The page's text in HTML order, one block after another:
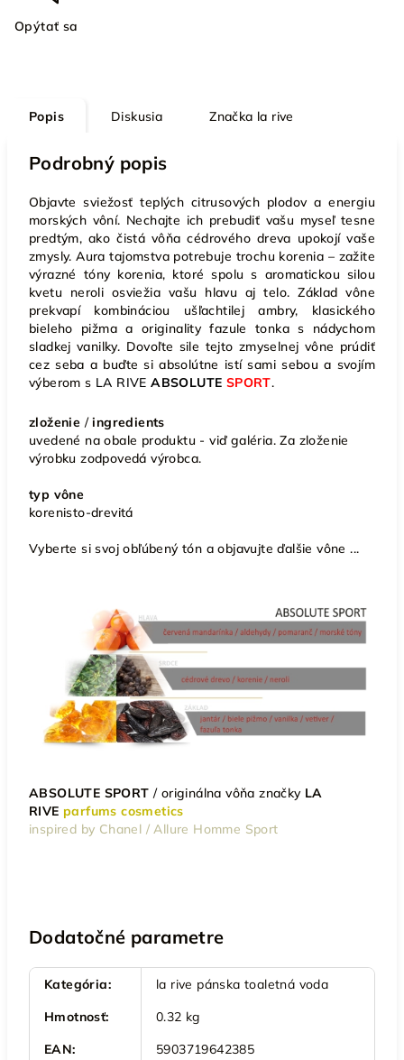
Opýtať sa
Popis Diskusia Značka la rive
Podrobný popis
Objavte sviežosť teplých citrusových plodov a energiu
morských vôní. Nechajte ich prebudiť vašu myseľ tesne
predtým, ako čistá vôňa cédrového dreva upokojí vaše
zmysly. Aura tajomstva potrebuje trochu korenia – zažite
výrazné tóny korenia, ktoré spolu s aromatickou silou
kvetu neroli osviežia vašu hlavu aj telo. Základ vône
prekvapí kombináciou ušľachtilej ambry, klasického
bieleho pižma a originality fazule tonka s nádychom
sladkej vanilky. Dovoľte sile tejto zmyselnej vône prúdiť
cez seba a buďte si absolútne istí sami sebou a svojím
výberom s LA RIVEABSOLUTE SPORT.
zloženie /ingredients
uvedené na obale produktu - viď galéria. Za zloženie
výrobku zodpovedá výrobca.
typ vône
korenisto-drevitá
Vyberte si svoj obľúbený tón a objavujte ďalšie vône ...
ABSOLUTE SPORT / originálna vôňa značky LA
RIVE parfums cosmetics
inspired by Chanel / Allure Homme Sport
Dodatočné parametre
Kategória:
la rive pánska toaletná voda
Hmotnosť:
0.32 kg
EAN:
5903719642385